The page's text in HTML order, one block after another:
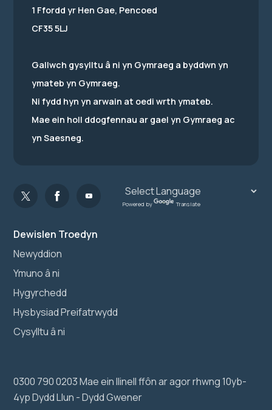
Dewislen Troedyn
Newyddion
Ymuno â ni
Hygyrchedd
Hysbysiad Preifatrwydd
Cysylltu â ni
0300 790 0203 Mae ein llinell ffôn ar agor rhwng 10yb-
4yp Dydd Llun - Dydd Gwener
1 Ffordd yr Hen Gae, Pencoed
CF35 5LJ
Gallwch gysylltu â ni yn Gymraeg a byddwn yn
ymateb yn Gymraeg.
Ni fydd hyn yn arwain at oedi wrth ymateb.
Mae ein holl ddogfennau ar gael yn Gymraeg ac
yn Saesneg.
Powered by Translate